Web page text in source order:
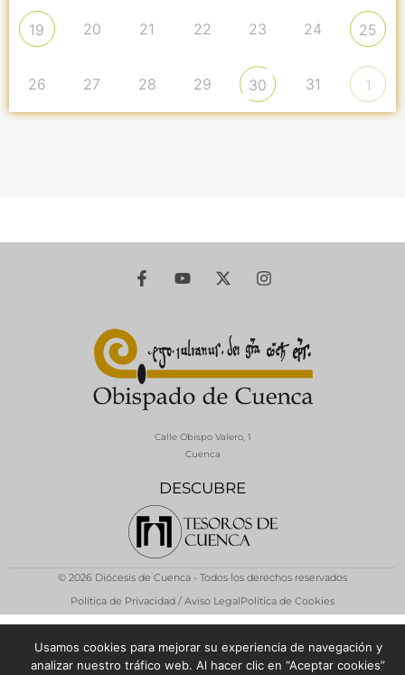
19 20 21 22 23 24 25
26 27 28 29 30 31 1
DESCUBRE
Calle Obispo Valero, 1
Cuenca
© 2026 Diócesis de Cuenca - Todos los derechos reservados
Política de Privacidad / Aviso LegalPolítica de Cookies
Usamos cookies para mejorar su experiencia de navegación y
analizar nuestro tráfico web. Al hacer clic en “Aceptar cookies”